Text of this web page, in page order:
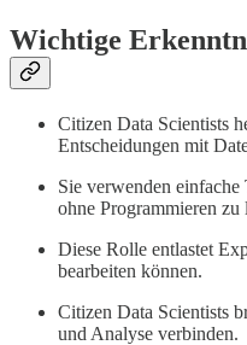
Wichtige
Citizen Data Scientists
Entscheidungen mit
Sie verwenden
ohne Programmieren zu
Diese Rolle entlastet
bearbeiten können.
Citizen Data Scientists
und Analyse verbinden.